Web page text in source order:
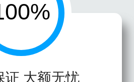
证 大额无忧